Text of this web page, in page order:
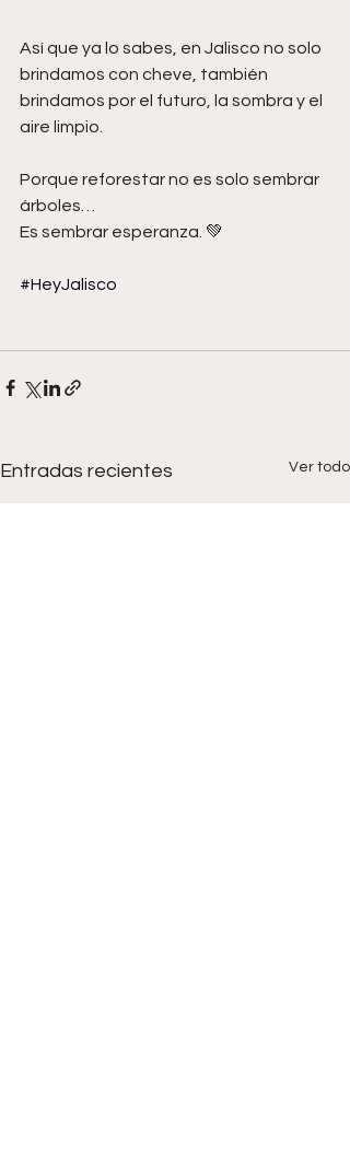
Así que ya lo sabes, en Jalisco no solo
brindamos con cheve, también
brindamos por el futuro, la sombra y el
aire limpio.
Porque reforestar no es solo sembrar
árboles…
Es sembrar esperanza. 💚
#HeyJalisco
Entradas recientes Ver todo